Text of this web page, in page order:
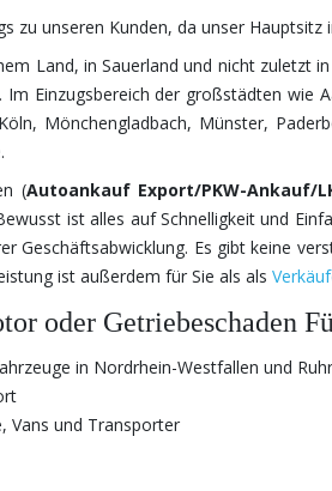
zu unseren Kunden, da unser Hauptsitz
Land, in Sauerland und nicht zuletzt
Im Einzugsbereich der großstädten wie
Mönchengladbach, Münster,
(Autoankauf Export/PKW-Ankauf/
ist alles auf Schnelligkeit und
Geschäftsabwicklung. Es gibt keine
ist außerdem für Sie als als
oder Getriebeschaden
in Nordrhein-Westfallen und
Vans und Transporter